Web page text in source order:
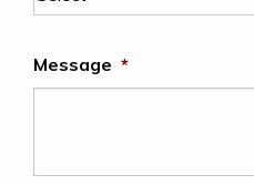
Message *